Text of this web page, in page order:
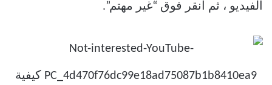
الفيديو ، ثم انقر فوق “غير مهتم”.